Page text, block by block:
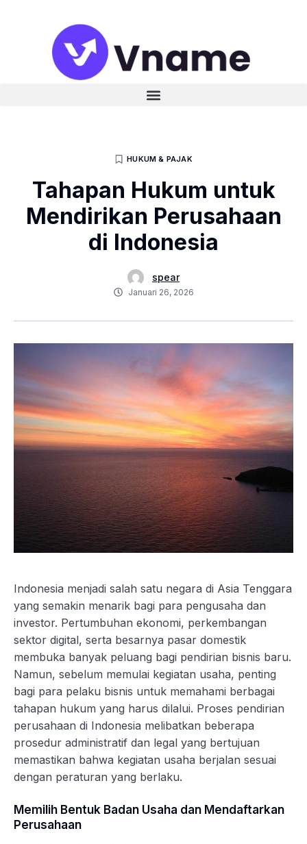
HUKUM & PAJAK
Tahapan Hukum untuk
Mendirikan Perusahaan
di Indonesia
spear
Januari 26, 2026
Indonesia menjadi salah satu negara di Asia Tenggara
yang semakin menarik bagi para pengusaha dan
investor. Pertumbuhan ekonomi, perkembangan
sektor digital, serta besarnya pasar domestik
membuka banyak peluang bagi pendirian bisnis baru.
Namun, sebelum memulai kegiatan usaha, penting
bagi para pelaku bisnis untuk memahami berbagai
tahapan hukum yang harus dilalui. Proses pendirian
perusahaan di Indonesia melibatkan beberapa
prosedur administratif dan legal yang bertujuan
memastikan bahwa kegiatan usaha berjalan sesuai
dengan peraturan yang berlaku.
Memilih Bentuk Badan Usaha dan Mendaftarkan
Perusahaan